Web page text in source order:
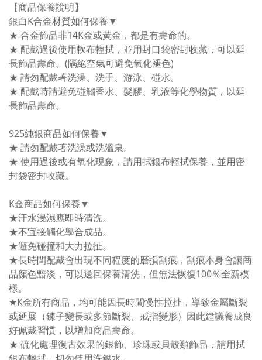
【商品保養說明】
銀白K合金材質如何保養▼
★ 合金飾品非14K金或黃金，都是有壽命的。
★ 配戴過後使用軟布輕拭，並用封口袋密封收藏，可以延
長飾品壽命。(隔絕空氣可避免氧化褪色)
★ 請勿配戴著洗澡、洗手、游泳、碰水。
★ 配戴時請避免碰觸香水、髮膠、乳液等化學物質，以延
長飾品壽命。
925純銀商品如何保養▼
★ 請勿配戴著洗澡或洗溫泉。
★ 使用過後或有氧化現象，請用拭銀布輕拭保養，並用密
封袋密封收藏。
K金商品如何保養▼
★汗水浸濕應即時清洗。
★不宜接觸化學合成品。
★避免碰撞和大力拉扯。
★長時間配戴會出現不同程度的磨損刮痕，刮痕本身會讓商
品顏色黯淡，可以送回保養清洗，但無法恢復100％全新模
樣。
★K金所有商品，均可能因長時間慢性拉扯，導致金屬斷裂
或延展（鍊子變長或多節斷裂、戒指變形）因此建議養成良
好佩戴習慣，以增加商品壽命。
★ 硫化處理復古效果的銀飾、珍珠或貝殼類飾品，請用拭